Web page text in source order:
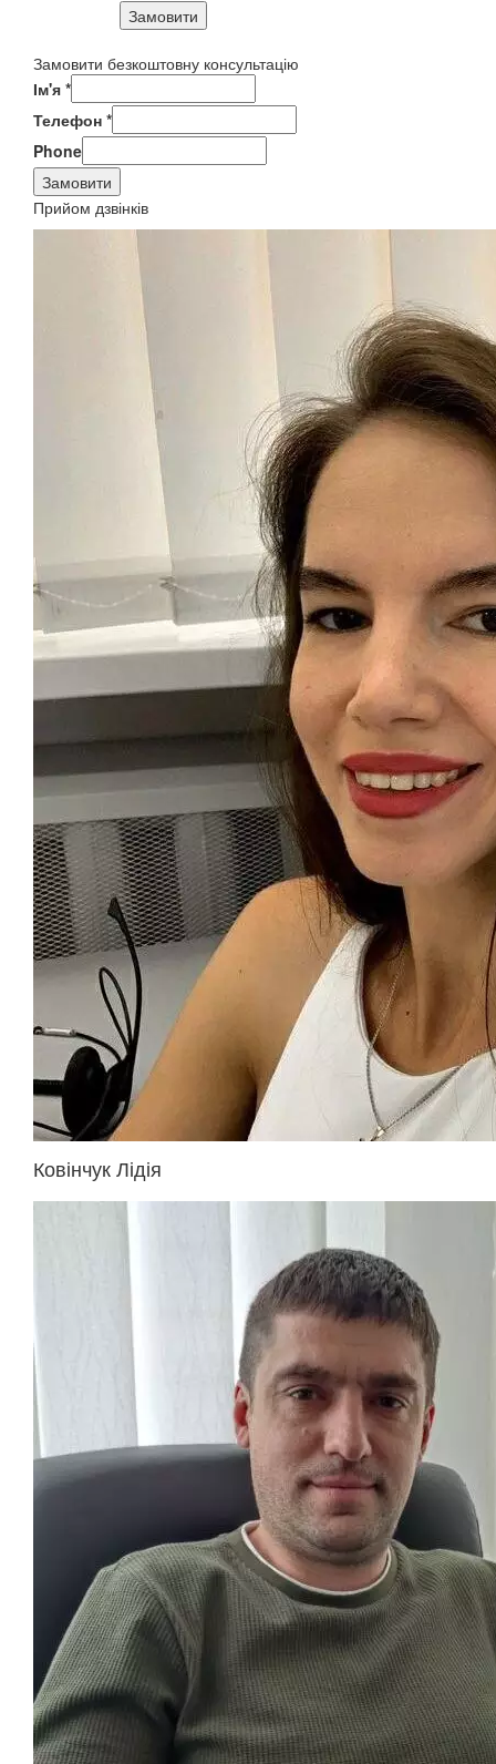
Замовити
Замовити безкоштовну консультацію
Ім'я *
Телефон *
Phone
Замовити
Прийом дзвінків
Ковінчук Лідія